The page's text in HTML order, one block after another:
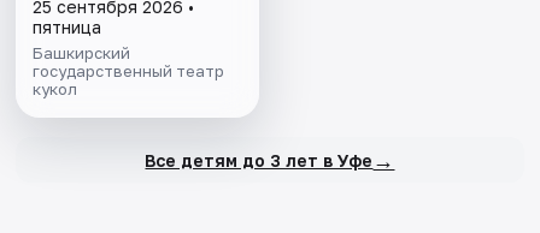
25 сентября 2026 •
пятница
Башкирский
государственный театр
кукол
Все детям до 3 лет в Уфе →